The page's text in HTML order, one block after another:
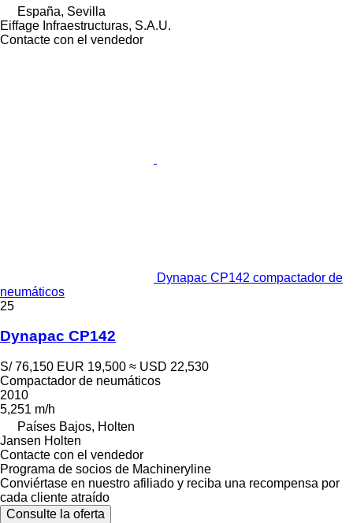
España, Sevilla
Eiffage Infraestructuras, S.A.U.
Contacte con el vendedor
Dynapac CP142 compactador de
neumáticos
25
Dynapac CP142
S/ 76,150 EUR 19,500 ≈ USD 22,530
Compactador de neumáticos
2010
5,251 m/h
Países Bajos, Holten
Jansen Holten
Contacte con el vendedor
Programa de socios de Machineryline
Conviértase en nuestro afiliado y reciba una recompensa por
cada cliente atraído
Consulte la oferta